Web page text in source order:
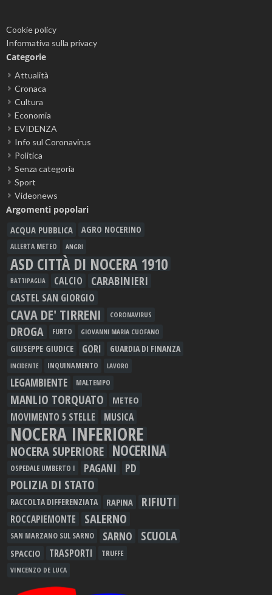
Cookie policy
Informativa sulla privacy
Categorie
Attualità
Cronaca
Cultura
Economia
EVIDENZA
Info sul Coronavirus
Politica
Senza categoria
Sport
Videonews
Argomenti popolari
ACQUA PUBBLICA AGRO NOCERINO
ALLERTA METEO ANGRI
ASD CITTÀ DI NOCERA 1910
BATTIPAGLIA CALCIO CARABINIERI
CASTEL SAN GIORGIO
CAVA DE' TIRRENI CORONAVIRUS
DROGA FURTO GIOVANNI MARIA CUOFANO
GIUSEPPE GIUDICE GORI GUARDIA DI FINANZA
INCIDENTE INQUINAMENTO LAVORO
LEGAMBIENTE MALTEMPO
MANLIO TORQUATO METEO
MOVIMENTO 5 STELLE MUSICA
NOCERA INFERIORE
NOCERA SUPERIORE NOCERINA
OSPEDALE UMBERTO I PAGANI PD
POLIZIA DI STATO
RACCOLTA DIFFERENZIATA RAPINA RIFIUTI
ROCCAPIEMONTE SALERNO
SAN MARZANO SUL SARNO SARNO SCUOLA
SPACCIO TRASPORTI TRUFFE
VINCENZO DE LUCA